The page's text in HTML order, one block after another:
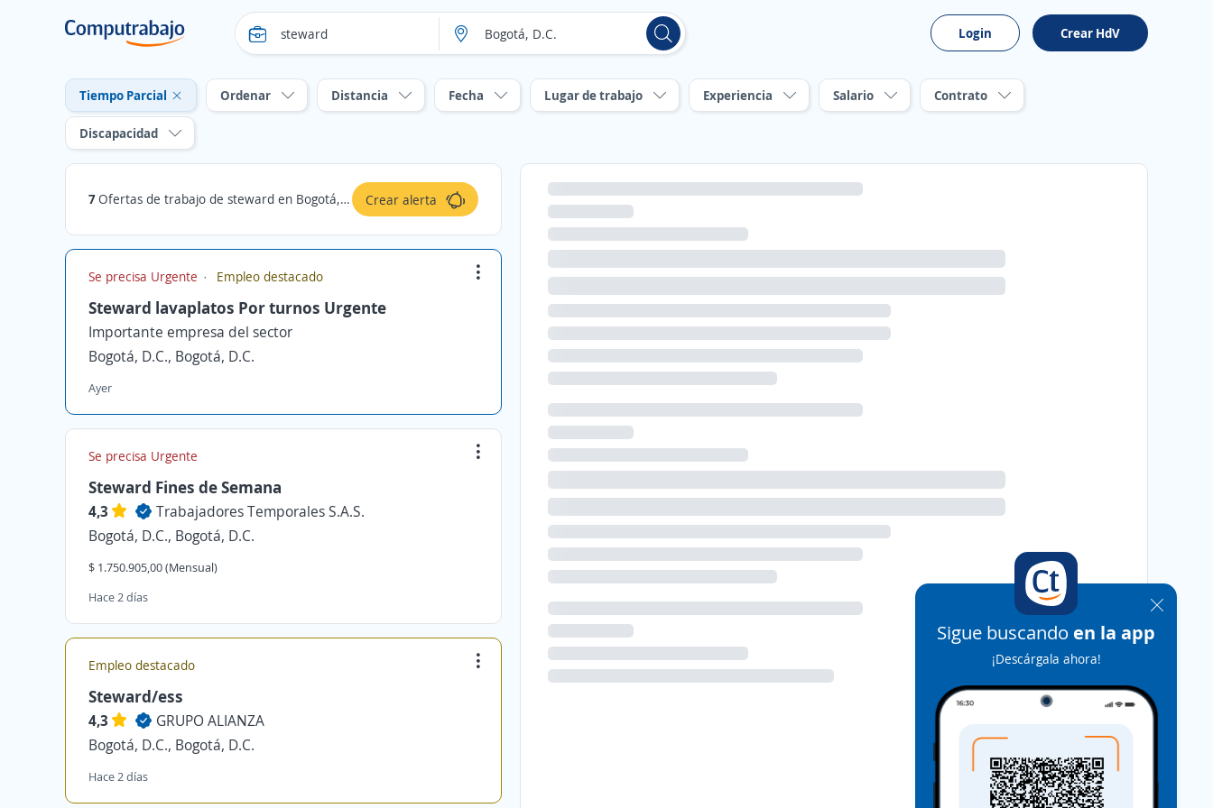
Login Crear HdV
Tiempo Parcial Ordenar Distancia Fecha Lugar de trabajo Experiencia Salario Contrato
Discapacidad
7Ofertas de trabajo de steward en Bogotá, D.C., Bogotá, D.C.: Tiempo Parcial Crear alerta
Se precisa Urgente Empleo destacado
Steward lavaplatos Por turnos Urgente
Importante empresa del sector
Bogotá, D.C., Bogotá, D.C.
Ayer
Se precisa Urgente
Steward Fines de Semana
4,3
Trabajadores Temporales S.A.S.
Bogotá, D.C., Bogotá, D.C.
$ 1.750.905,00 (Mensual)
Hace 2 días
Empleo destacado
Steward/ess
4,3
GRUPO ALIANZA
Bogotá, D.C., Bogotá, D.C.
Hace 2 días
Sigue buscando en la app
¡Descárgala ahora!